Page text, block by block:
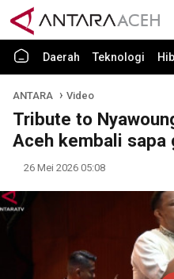
Daerah Teknologi
ANTARA Video
Tribute to
Aceh kembali sapa
26 Mei 2026 05:08